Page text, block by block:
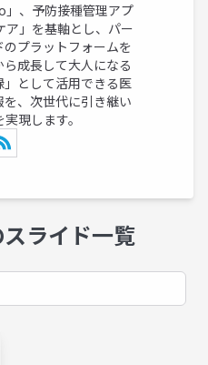
、予防接種管理アプ
」を基軸とし、パー
プラットフォームを
成長して大人になる
として活用できる医
、次世代に引き継い
現します。
ライド一覧